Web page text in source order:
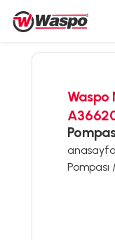
Waspo
Pompası /